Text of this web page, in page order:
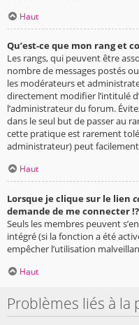
Haut
Qu’est-ce que mon rang et
Les rangs, qui peuvent être
nombre de messages postés
les modérateurs et
directement modifier l’intitulé
l’administrateur du forum.
dans le seul but de passer au
cette pratique est rarement
administrateur) peut
Haut
Lorsque je clique sur le lien
demande de me connecter !?
Seuls les membres peuvent
intégré (si la fonction a été
empêcher l’utilisation
Haut
Problèmes liés à la